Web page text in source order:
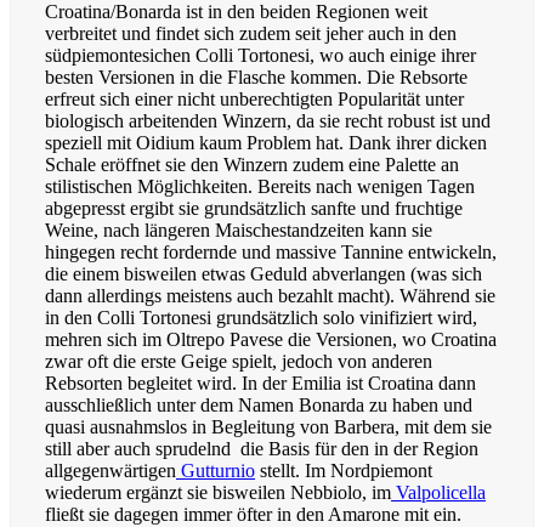
Croatina/Bonarda ist in den beiden Regionen weit
verbreitet und findet sich zudem seit jeher auch in den
südpiemontesichen Colli Tortonesi, wo auch einige ihrer
besten Versionen in die Flasche kommen. Die Rebsorte
erfreut sich einer nicht unberechtigten Popularität unter
biologisch arbeitenden Winzern, da sie recht robust ist und
speziell mit Oidium kaum Problem hat. Dank ihrer dicken
Schale eröffnet sie den Winzern zudem eine Palette an
stilistischen Möglichkeiten. Bereits nach wenigen Tagen
abgepresst ergibt sie grundsätzlich sanfte und fruchtige
Weine, nach längeren Maischestandzeiten kann sie
hingegen recht fordernde und massive Tannine entwickeln,
die einem bisweilen etwas Geduld abverlangen (was sich
dann allerdings meistens auch bezahlt macht). Während sie
in den Colli Tortonesi grundsätzlich solo vinifiziert wird,
mehren sich im Oltrepo Pavese die Versionen, wo Croatina
zwar oft die erste Geige spielt, jedoch von anderen
Rebsorten begleitet wird. In der Emilia ist Croatina dann
ausschließlich unter dem Namen Bonarda zu haben und
quasi ausnahmslos in Begleitung von Barbera, mit dem sie
still aber auch sprudelnd die Basis für den in der Region
allgegenwärtigen Gutturnio stellt. Im Nordpiemont
wiederum ergänzt sie bisweilen Nebbiolo, im Valpolicella
fließt sie dagegen immer öfter in den Amarone mit ein.